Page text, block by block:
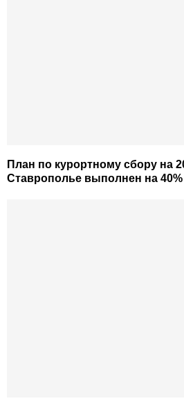
План по курортному сбору на
Ставрополье выполнен на 40%